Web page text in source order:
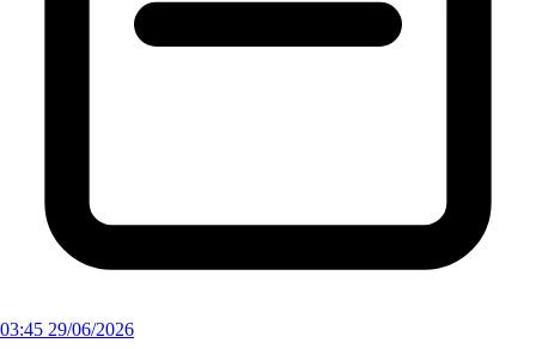
03:45 29/06/2026